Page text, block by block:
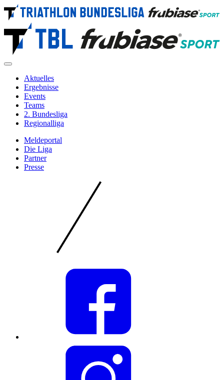
Direkt
zum
Navigation
Main
Aktuelles
Ergebnisse
Events
Teams
2. Bundesliga
Regionalliga
Metanavigation
Meldeportal
Die Liga
Partner
Presse